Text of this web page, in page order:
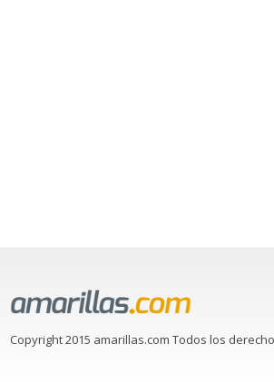
Copyright 2015 amarillas.com Todos los